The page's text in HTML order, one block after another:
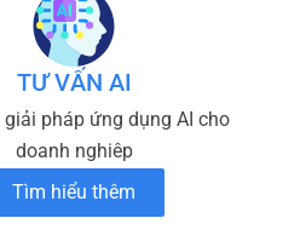
TƯ VẤN AI
giải pháp ứng dụng AI cho
doanh nghiêp
Tìm hiểu thêm